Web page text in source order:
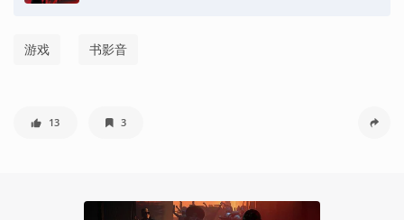
游戏 书影音
13 3